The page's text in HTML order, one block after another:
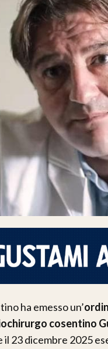
ha emesso un’
cosentino
il 23 dicembre 2025